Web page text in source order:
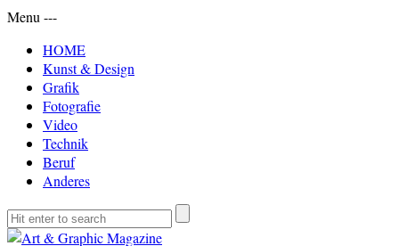
Menu ---
HOME
Kunst & Design
Grafik
Fotografie
Video
Technik
Beruf
Anderes